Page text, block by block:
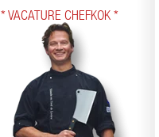
* VACATURE CHEFKOK *